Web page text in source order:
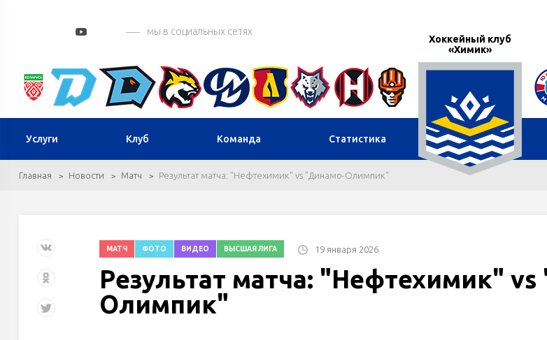
мы в социальных сетях
Хоккейный клуб
«Химик»
Услуги Клуб Команда Статистика
Главная Новости Матч Результат матча: "Нефтехимик" vs "Динамо-Олимпик"
МАТЧ ФОТО ВИДЕО ВЫСШАЯ ЛИГА 19 января 2026
Результат матча: "Нефтехимик"
Олимпик"